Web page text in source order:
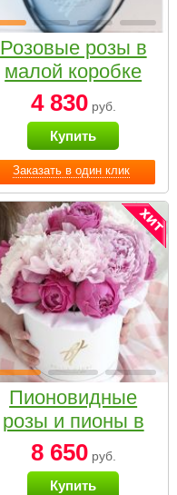
Заказать в один клик
Розовые розы в
малой коробке
4 830руб.
Купить
Пионовидные
розы и пионы в
белой коробке
Small
8 650руб.
Купить